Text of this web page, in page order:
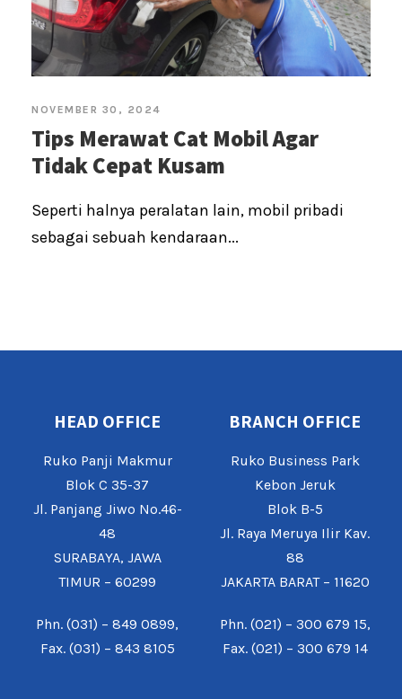
NOVEMBER 30, 2024
Tips Merawat Cat Mobil Agar
Tidak Cepat Kusam
Seperti halnya peralatan lain, mobil pribadi
sebagai sebuah kendaraan...
HEAD OFFICE
Ruko Panji Makmur
Blok C 35-37
Jl. Panjang Jiwo No.46-
48
SURABAYA, JAWA
TIMUR – 60299
Phn. (031) – 849 0899,
Fax. (031) – 843 8105
BRANCH OFFICE
Ruko Business Park
Kebon Jeruk
Blok B-5
Jl. Raya Meruya Ilir Kav.
88
JAKARTA BARAT – 11620
Phn. (021) – 300 679 15,
Fax. (021) – 300 679 14